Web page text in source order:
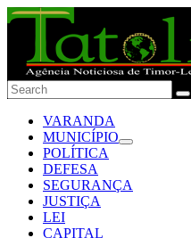
VARANDA
MUNICÍPIO
POLÍTICA
DEFESA
SEGURANÇA
JUSTIÇA
LEI
CAPITAL